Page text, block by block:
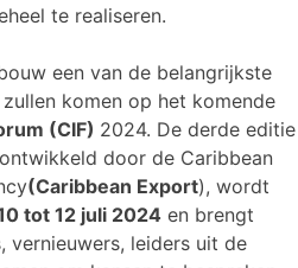
te realiseren.
een van de belangrijkste
komen op het komende
(CIF) 2024. De derde editie
door de Caribbean
(Caribbean Export), wordt
tot 12 juli 2024 en brengt
vernieuwers, leiders uit de